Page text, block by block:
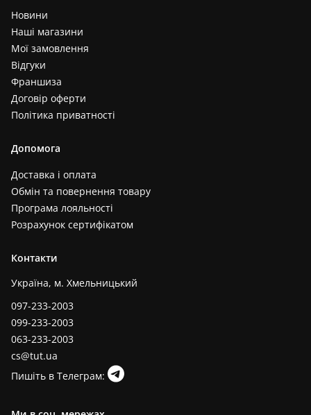
Новини
Наші магазини
Мої замовлення
Відгуки
Франшиза
Договір оферти
Політика приватності
Допомога
Доставка і оплата
Обмін та повернення товару
Програма лояльності
Розрахунок сертифікатом
Контакти
Україна, м. Хмельницький
097-233-2003
099-233-2003
063-233-2003
cs@tut.ua
Пишіть в Телеграм: